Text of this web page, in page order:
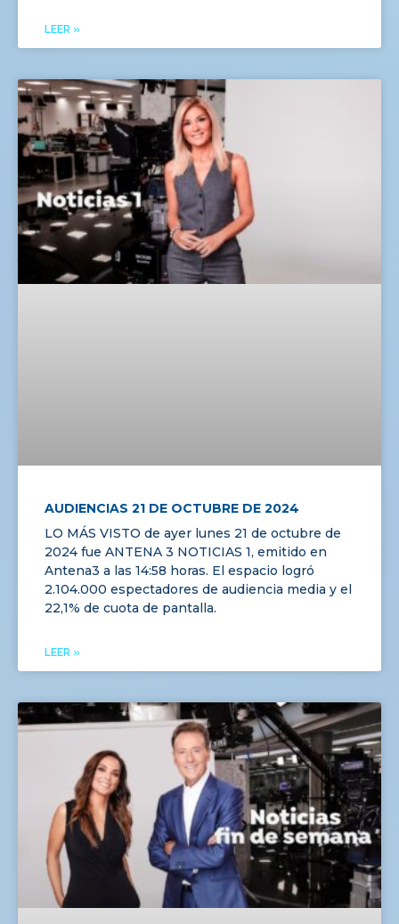
LEER »
AUDIENCIAS 21 DE OCTUBRE DE 2024
LO MÁS VISTO de ayer lunes 21 de octubre de
2024 fue ANTENA 3 NOTICIAS 1, emitido en
Antena3 a las 14:58 horas. El espacio logró
2.104.000 espectadores de audiencia media y el
22,1% de cuota de pantalla.
LEER »